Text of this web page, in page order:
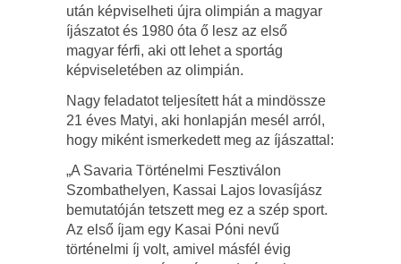
után képviselheti újra olimpián a magyar
íjászatot és 1980 óta ő lesz az első
magyar férfi, aki ott lehet a sportág
képviseletében az olimpián.
Nagy feladatot teljesített hát a mindössze
21 éves Matyi, aki honlapján mesél arról,
hogy miként ismerkedett meg az íjászattal:
„A Savaria Történelmi Fesztiválon
Szombathelyen, Kassai Lajos lovasíjász
bemutatóján tetszett meg ez a szép sport.
Az első íjam egy Kasai Póni nevű
történelmi íj volt, amivel másfél évig